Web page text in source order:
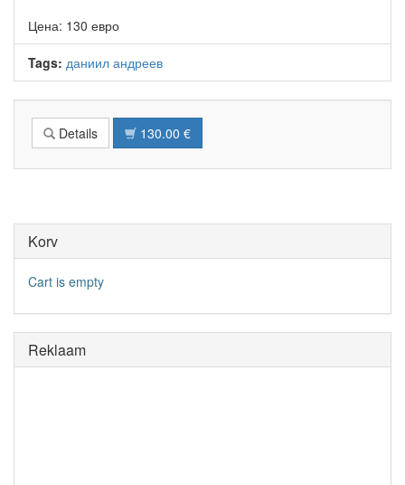
Цена: 130 евро
Tags: даниил андреев
Details 130.00 €
Korv
Cart is empty
Reklaam